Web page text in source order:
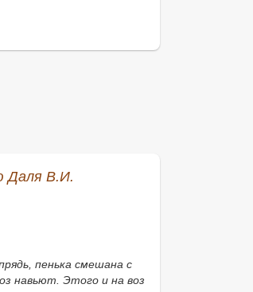
Даля В.И.
пенька смешана с
навьют. Этого и на воз